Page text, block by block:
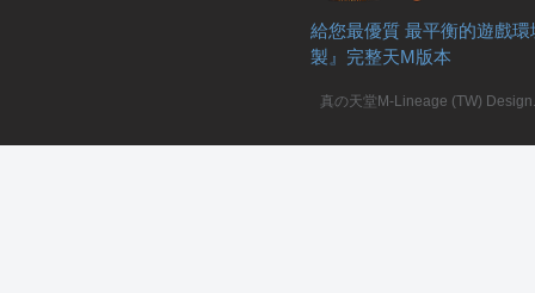
給您最優質 最平衡的遊戲
製』完整天M版本
真の天堂M-Lineage (TW)